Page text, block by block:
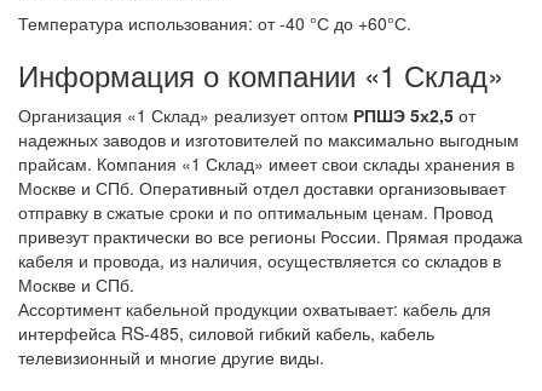
Температура использования: от -40 °С до +60°С.
Информация о компании «1 Склад»
Организация «1 Склад» реализует оптом РПШЭ 5х2,5 от
надежных заводов и изготовителей по максимально выгодным
прайсам. Компания «1 Склад» имеет свои склады хранения в
Москве и СПб. Оперативный отдел доставки организовывает
отправку в сжатые сроки и по оптимальным ценам. Провод
привезут практически во все регионы России. Прямая продажа
кабеля и провода, из наличия, осуществляется со складов в
Москве и СПб.
Ассортимент кабельной продукции охватывает: кабель для
интерфейса RS-485, силовой гибкий кабель, кабель
телевизионный и многие другие виды.